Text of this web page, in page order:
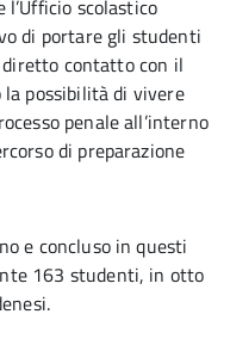
l’Ufficio scolastico
di portare gli studenti
contatto con il
possibilità di vivere
penale all’interno
di preparazione
e concluso in questi
163 studenti, in otto